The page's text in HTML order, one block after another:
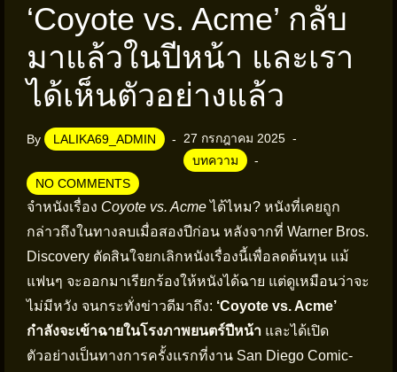
‘Coyote vs. Acme’ กลับ
มาแล้วในปีหน้า และเรา
ได้เห็นตัวอย่างแล้ว
By LALIKA69_ADMIN
27 กรกฎาคม 2025
บทความ
NO COMMENTS
จำหนังเรื่อง Coyote vs. Acmeได้ไหม? หนังที่เคยถูก
กล่าวถึงในทางลบเมื่อสองปีก่อน หลังจากที่ Warner Bros.
Discovery ตัดสินใจยกเลิกหนังเรื่องนี้เพื่อลดต้นทุน แม้
แฟนๆ จะออกมาเรียกร้องให้หนังได้ฉาย แต่ดูเหมือนว่าจะ
ไม่มีหวัง จนกระทั่งข่าวดีมาถึง: ‘Coyote vs. Acme’
กำลังจะเข้าฉายในโรงภาพยนตร์ปีหน้า และได้เปิด
ตัวอย่างเป็นทางการครั้งแรกที่งาน San Diego Comic-